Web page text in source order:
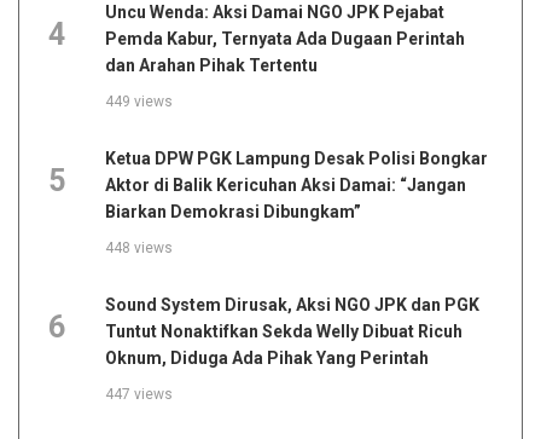
4
Uncu Wenda: Aksi Damai NGO JPK Pejabat
Pemda Kabur, Ternyata Ada Dugaan Perintah
dan Arahan Pihak Tertentu
449 views
5
Ketua DPW PGK Lampung Desak Polisi Bongkar
Aktor di Balik Kericuhan Aksi Damai: “Jangan
Biarkan Demokrasi Dibungkam”
448 views
6
Sound System Dirusak, Aksi NGO JPK dan PGK
Tuntut Nonaktifkan Sekda Welly Dibuat Ricuh
Oknum, Diduga Ada Pihak Yang Perintah
447 views